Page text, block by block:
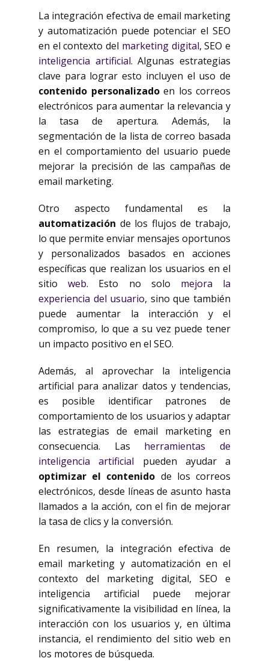
La integración efectiva de email marketing
y automatización puede potenciar el SEO
en el contexto del marketing digital, SEO e
inteligencia artificial. Algunas estrategias
clave para lograr esto incluyen el uso de
contenido personalizadoen los correos
electrónicos para aumentar la relevancia y
la tasa de apertura. Además, la
segmentación de la lista de correo basada
en el comportamiento del usuario puede
mejorar la precisión de las campañas de
email marketing.
Otro aspecto fundamental es la
automatización de los flujos de trabajo,
lo que permite enviar mensajes oportunos
y personalizados basados en acciones
específicas que realizan los usuarios en el
sitioweb. Esto no solo mejora la
experiencia del usuario, sino que también
puede aumentar la interacción y el
compromiso, lo que a su vez puede tener
un impacto positivo en el SEO.
Además, al aprovechar la inteligencia
artificial para analizar datos y tendencias,
es posible identificar patrones de
comportamiento de los usuarios y adaptar
las estrategias de email marketing en
consecuencia. Las herramientas de
inteligencia artificial pueden ayudar a
optimizar el contenido de los correos
electrónicos, desde líneas de asunto hasta
llamados a la acción, con el fin de mejorar
la tasa de clics y la conversión.
En resumen, la integración efectiva de
email marketing y automatización en el
contexto del marketing digital, SEO e
inteligencia artificial puede mejorar
significativamente la visibilidad en línea, la
interacción con los usuarios y, en última
instancia, el rendimiento del sitio web en
los motores de búsqueda.